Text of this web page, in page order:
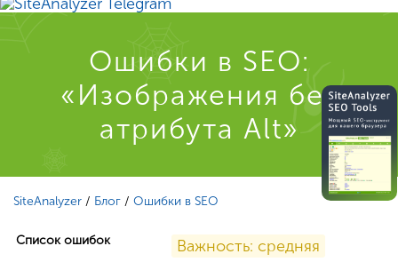
Ошибки в SEO:
«Изображения без
атрибута Alt»
SiteAnalyzer / Блог / Ошибки в SEO
Список ошибок
Важность: средняя